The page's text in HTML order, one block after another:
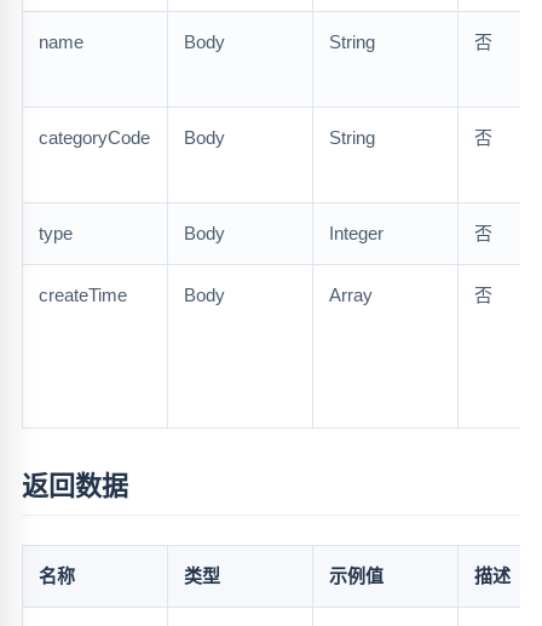
name Body String 否
categoryCode Body String 否
type Body Integer 否
createTime Body Array 否
返回数据
名称 类型 示例值 描述